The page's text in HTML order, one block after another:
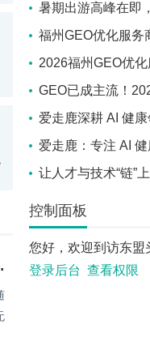
牌全域传播
园，7月试启幕
暑期出游高峰在即
动加剧肺炎球菌传播
福州GEO优化服务
福州企业AI全域推广
2026福州GEO优化
本土高口碑企业获客
GEO已成主流！
文猫带你告别传统
爱走鹿深耕 AI 健
全民健康
爱走鹿：专注 AI
常健康生活
让人才与技术“链
汽修培训5月21日开
控制面板
您好，欢迎到访东盟
登录后台 查看权限